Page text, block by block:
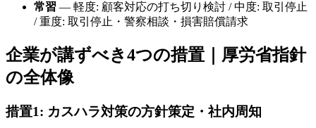
常習 — 軽度: 顧客対応の打ち切り検討 / 中度: 取引停止
/ 重度: 取引停止・警察相談・損害賠償請求
企業が講ずべき4つの措置｜厚労省指針
の全体像
措置1: カスハラ対策の方針策定・社内周知